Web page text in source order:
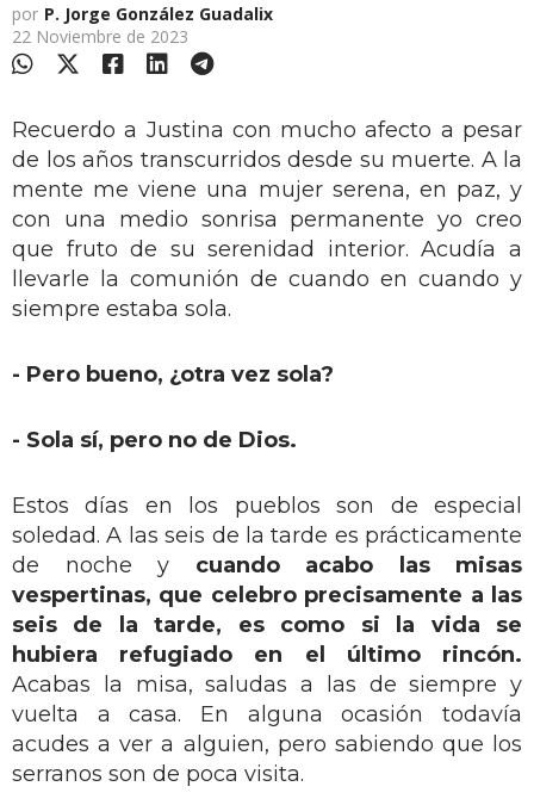
por P. Jorge González Guadalix
22 Noviembre de 2023
Recuerdo a Justina con mucho afecto a pesar
de los años transcurridos desde su muerte. A la
mente me viene una mujer serena, en paz, y
con una medio sonrisa permanente yo creo
que fruto de su serenidad interior. Acudía a
llevarle la comunión de cuando en cuando y
siempre estaba sola.
- Pero bueno, ¿otra vez sola?
- Sola sí, pero no de Dios.
Estos días en los pueblos son de especial
soledad. A las seis de la tarde es prácticamente
de noche y cuando acabo las misas
vespertinas, que celebro precisamente a las
seis de la tarde, es como si la vida se
hubiera refugiado en el último rincón.
Acabas la misa, saludas a las de siempre y
vuelta a casa. En alguna ocasión todavía
acudes a ver a alguien, pero sabiendo que los
serranos son de poca visita.